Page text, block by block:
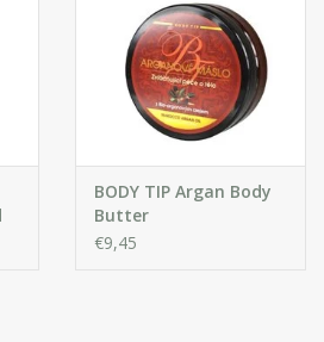
BODY TIP Argan Body
Butter
€9,45